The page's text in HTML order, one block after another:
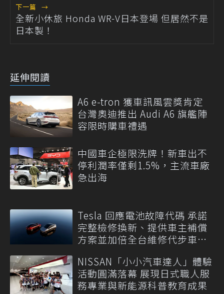
下一篇 →
全新小休旅 Honda WR-V日本登場 但居然不是
日本製！
延伸閱讀
A6 e-tron 獲車訊風雲獎肯定
台灣奧迪推出 Audi A6 旗艦陣
容限時購車禮遇
中國車企極限洗牌！新車出不
停利潤率僅剩1.5%，主流車廠
急出海
Tesla 回應電池故障代碼 承諾
完整檢修換新、提供車主補償
方案並加倍全台維修代步車數
NISSAN「小小汽車達人」體驗
活動圓滿落幕 展現日式職人服
務專業與新能源科普教育成果